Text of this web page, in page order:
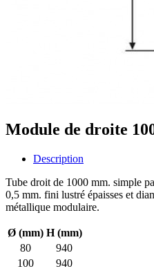
Module de droite
Description
Tube droit de 1000 mm. simple
0,5 mm. fini lustré épaisses et
métallique modulaire.
Ø (mm) H (mm)
80
940
100
940